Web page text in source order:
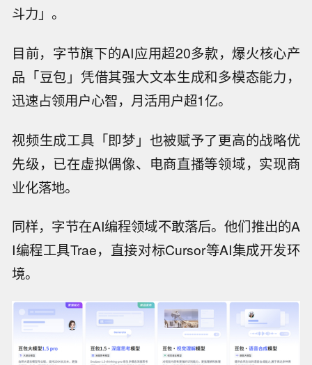
斗力」。
目前，字节旗下的AI应用超20多款，爆火核心产
品「豆包」凭借其强大文本生成和多模态能力，
迅速占领用户心智，月活用户超1亿。
视频生成工具「即梦」也被赋予了更高的战略优
先级，已在虚拟偶像、电商直播等领域，实现商
业化落地。
同样，字节在AI编程领域不敢落后。他们推出的A
I编程工具Trae，直接对标Cursor等AI集成开发环
境。